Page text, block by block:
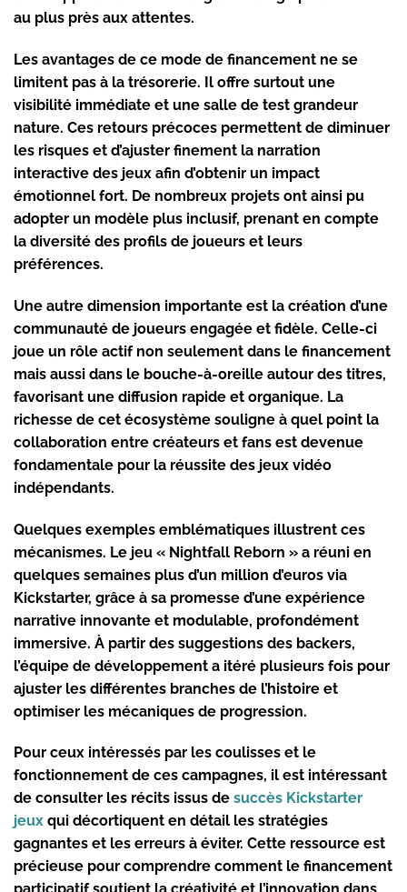
au plus près aux attentes.
Les avantages de ce mode de financement ne se
limitent pas à la trésorerie. Il offre surtout une
visibilité immédiate et une salle de test grandeur
nature. Ces retours précoces permettent de diminuer
les risques et d’ajuster finement la narration
interactive des jeux afin d’obtenir un impact
émotionnel fort. De nombreux projets ont ainsi pu
adopter un modèle plus inclusif, prenant en compte
la diversité des profils de joueurs et leurs
préférences.
Une autre dimension importante est la création d’une
communauté de joueurs engagée et fidèle. Celle-ci
joue un rôle actif non seulement dans le financement
mais aussi dans le bouche-à-oreille autour des titres,
favorisant une diffusion rapide et organique. La
richesse de cet écosystème souligne à quel point la
collaboration entre créateurs et fans est devenue
fondamentale pour la réussite des jeux vidéo
indépendants.
Quelques exemples emblématiques illustrent ces
mécanismes. Le jeu « Nightfall Reborn » a réuni en
quelques semaines plus d’un million d’euros via
Kickstarter, grâce à sa promesse d’une expérience
narrative innovante et modulable, profondément
immersive. À partir des suggestions des backers,
l’équipe de développement a itéré plusieurs fois pour
ajuster les différentes branches de l’histoire et
optimiser les mécaniques de progression.
Pour ceux intéressés par les coulisses et le
fonctionnement de ces campagnes, il est intéressant
de consulter les récits issus de succès Kickstarter
jeux qui décortiquent en détail les stratégies
gagnantes et les erreurs à éviter. Cette ressource est
précieuse pour comprendre comment le financement